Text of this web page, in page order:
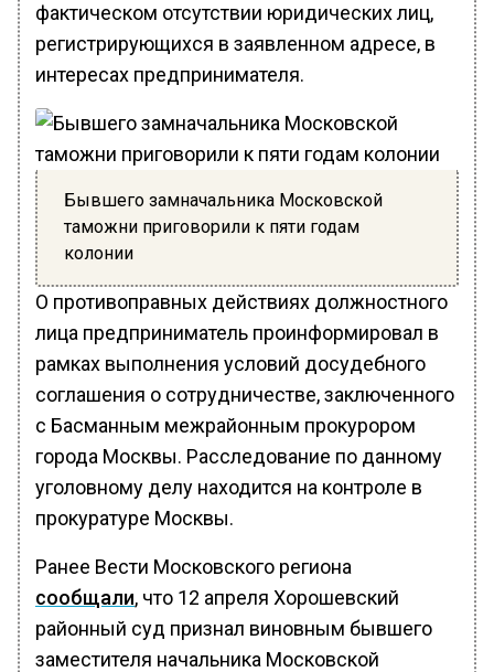
фактическом отсутствии юридических лиц,
регистрирующихся в заявленном адресе, в
интересах предпринимателя.
Бывшего замначальника Московской
таможни приговорили к пяти годам
колонии
О противоправных действиях должностного
лица предприниматель проинформировал в
рамках выполнения условий досудебного
соглашения о сотрудничестве, заключенного
с Басманным межрайонным прокурором
города Москвы. Расследование по данному
уголовному делу находится на контроле в
прокуратуре Москвы.
Ранее Вести Московского региона
сообщали, что 12 апреля Хорошевский
районный суд признал виновным бывшего
заместителя начальника Московской